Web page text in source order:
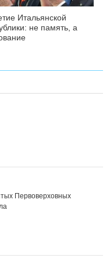
Итальянской
не память, а
Первоверховных